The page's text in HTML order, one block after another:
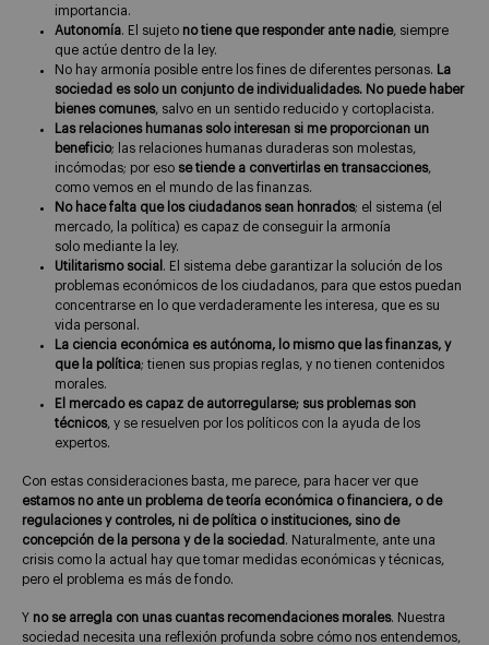
importancia.
Autonomía. El sujeto no tiene que responder ante nadie, siempre
que actúe dentro de la ley.
No hay armonía posible entre los fines de diferentes personas. La
sociedad es solo un conjunto de individualidades. No puede haber
bienes comunes, salvo en un sentido reducido y cortoplacista.
Las relaciones humanas solo interesan si me proporcionan un
beneficio; las relaciones humanas duraderas son molestas,
incómodas; por eso se tiende a convertirlas en transacciones,
como vemos en el mundo de las finanzas.
No hace falta que los ciudadanos sean honrados; el sistema (el
mercado, la política) es capaz de conseguir la armonía
solo mediante la ley.
Utilitarismo social . El sistema debe garantizar la solución de los
problemas económicos de los ciudadanos, para que estos puedan
concentrarse en lo que verdaderamente les interesa, que es su
vida personal.
La ciencia económica es autónoma, lo mismo que las finanzas, y
que la política; tienen sus propias reglas, y no tienen contenidos
morales.
El mercado es capaz de autorregularse; sus problemas son
técnicos, y se resuelven por los políticos con la ayuda de los
expertos.
Con estas consideraciones basta, me parece, para hacer ver que
estamos no ante un problema de teoría económica o financiera, o de
regulaciones y controles, ni de política o instituciones, sino de
concepción de la persona y de la sociedad . Naturalmente, ante una
crisis como la actual hay que tomar medidas económicas y técnicas,
pero el problema es más de fondo.
Y no se arregla con unas cuantas recomendaciones morales. Nuestra
sociedad necesita una reflexión profunda sobre cómo nos entendemos,